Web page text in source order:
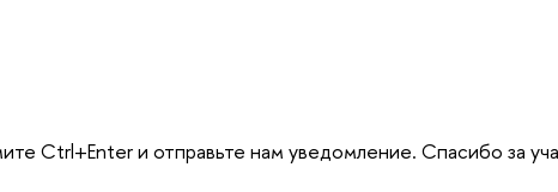
Ctrl+Enter и отправьте нам уведомление. Спасибо за